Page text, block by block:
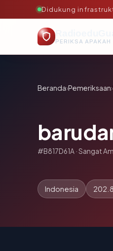
Didukung
Beranda›Pemeriksaan›
#B817D61A · Sangat
Indonesia